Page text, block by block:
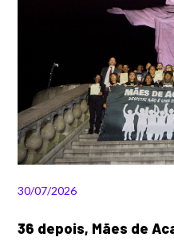
30/07/2026
36 depois, Mães de